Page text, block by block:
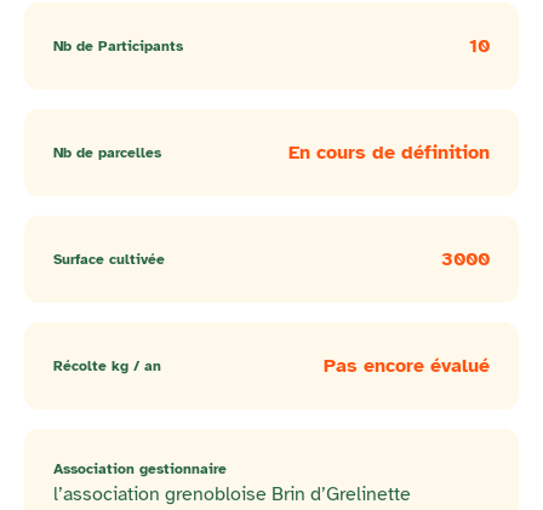
Nb de Participants 10
Nb de parcelles En cours de définition
Surface cultivée 3000
Récolte kg / an Pas encore évalué
Association gestionnaire
l’association grenobloise Brin d’Grelinette